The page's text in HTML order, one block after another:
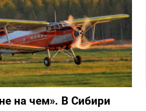
на чем». В Сибири